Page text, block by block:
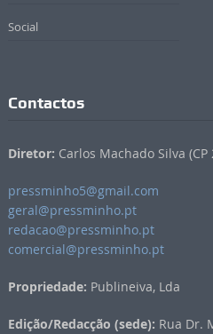
Social
Contactos
Diretor: Carlos Machado Silva (CP
pressminho5@gmail.com
geral@pressminho.pt
redacao@pressminho.pt
comercial@pressminho.pt
Propriedade: Publineiva, Lda
Edição/Redacção (sede): Rua Dr.